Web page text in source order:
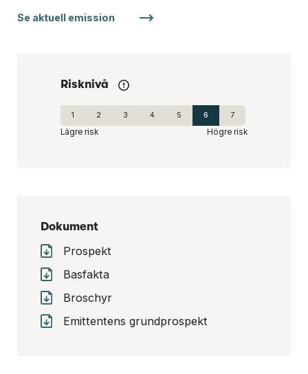
Se aktuell emission
Risknivå
1 2 3 4 5 6 7
Lägre risk Högre risk
Dokument
Prospekt
Basfakta
Broschyr
Emittentens grundprospekt